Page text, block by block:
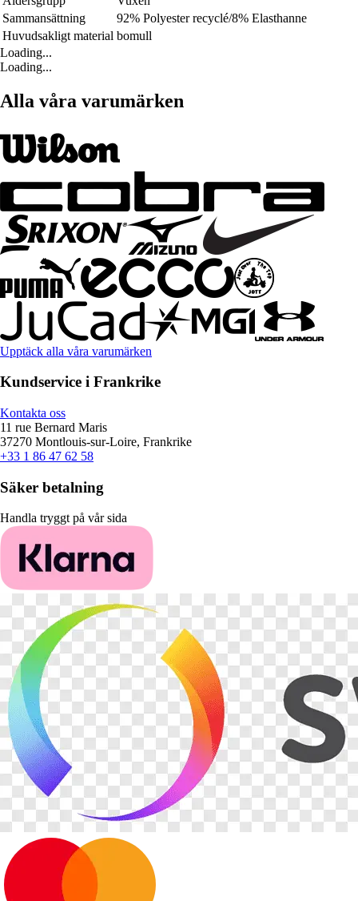
Sammansättning
92% Polyester recyclé/8% Elasthanne
Huvudsakligt material bomull
Loading...
Loading...
Alla våra varumärken
Upptäck alla våra varumärken
Kundservice i Frankrike
Kontakta oss
11 rue Bernard Maris
37270 Montlouis-sur-Loire, Frankrike
+33 1 86 47 62 58
Säker betalning
Handla tryggt på vår sida